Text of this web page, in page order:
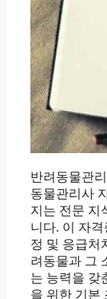
반려동물관
동물관리사
지는 전문 지
니다. 이 자
정 및 응급처
려동물과 그
는 능력을 갖
을 위한 기본